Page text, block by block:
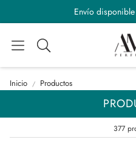
Envío
Buscar
Inicio Productos
377